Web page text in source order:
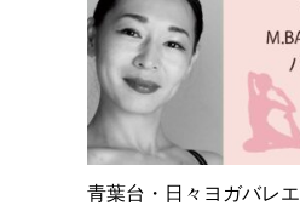
青葉台・日々ヨガバレエ